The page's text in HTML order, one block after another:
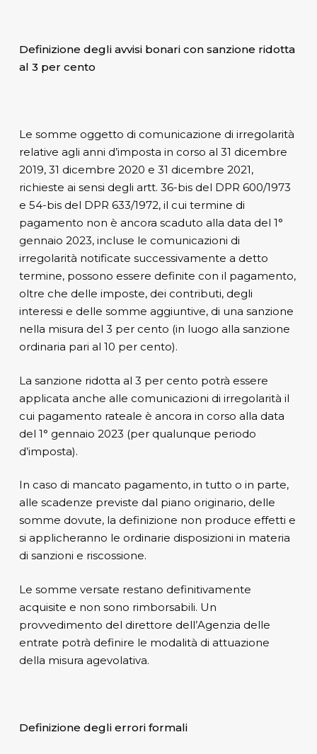
Definizione degli avvisi bonari con sanzione ridotta
al 3 per cento
Le somme oggetto di comunicazione di irregolarità
relative agli anni d’imposta in corso al 31 dicembre
2019, 31 dicembre 2020 e 31 dicembre 2021,
richieste ai sensi degli artt. 36-bis del DPR 600/1973
e 54-bis del DPR 633/1972, il cui termine di
pagamento non è ancora scaduto alla data del 1°
gennaio 2023, incluse le comunicazioni di
irregolarità notificate successivamente a detto
termine, possono essere definite con il pagamento,
oltre che delle imposte, dei contributi, degli
interessi e delle somme aggiuntive, di una sanzione
nella misura del 3 per cento (in luogo alla sanzione
ordinaria pari al 10 per cento).
La sanzione ridotta al 3 per cento potrà essere
applicata anche alle comunicazioni di irregolarità il
cui pagamento rateale è ancora in corso alla data
del 1° gennaio 2023 (per qualunque periodo
d’imposta).
In caso di mancato pagamento, in tutto o in parte,
alle scadenze previste dal piano originario, delle
somme dovute, la definizione non produce effetti e
si applicheranno le ordinarie disposizioni in materia
di sanzioni e riscossione.
Le somme versate restano definitivamente
acquisite e non sono rimborsabili. Un
provvedimento del direttore dell’Agenzia delle
entrate potrà definire le modalità di attuazione
della misura agevolativa.
Definizione degli errori formali